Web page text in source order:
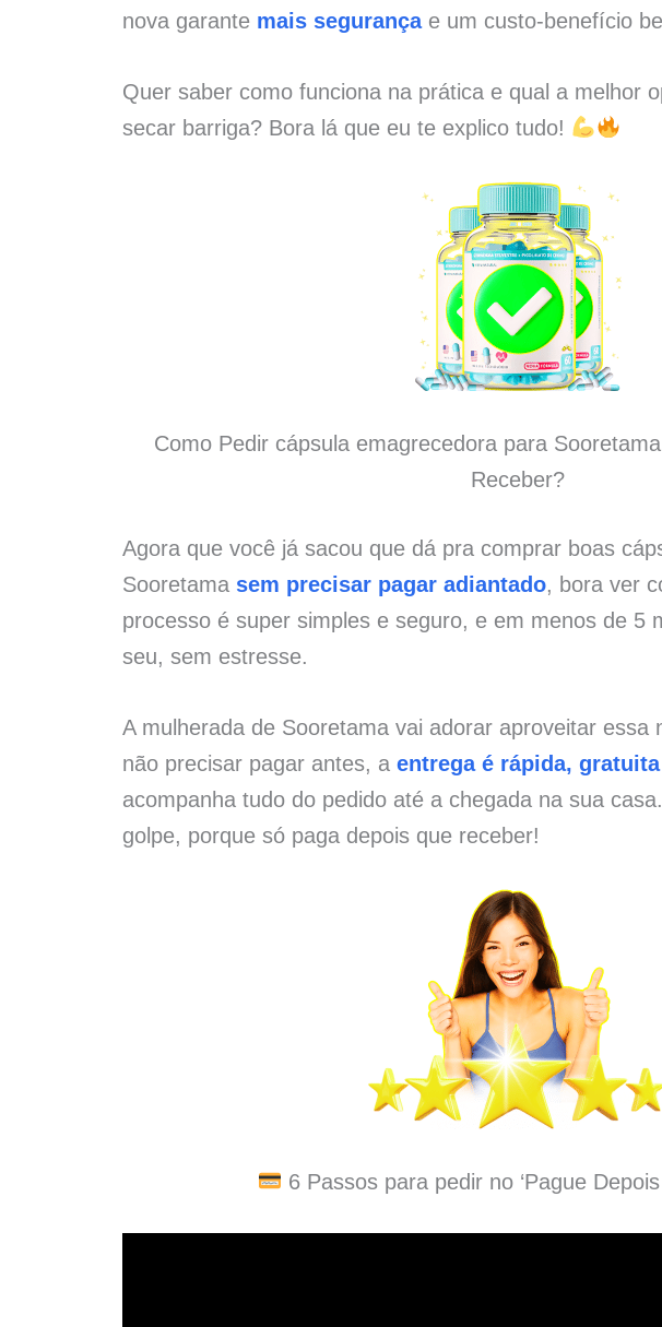
nova garante mais segurançae um custo-benefício
Quer saber como funciona na prática e qual a melhor
secar barriga? Bora lá que eu te explico tudo!
Como Pedir cápsula emagrecedora para
Receber?
Agora que você já sacou que dá pra comprar boas
Sooretama sem precisar pagar adiantado, bora ver
processo é super simples e seguro, e em menos de 5
seu, sem estresse.
A mulherada de Sooretama vai adorar aproveitar essa
não precisar pagar antes, a entrega é rápida, gratuita
acompanha tudo do pedido até a chegada na sua
golpe, porque só paga depois que receber!
6 Passos para pedir no ‘Pague